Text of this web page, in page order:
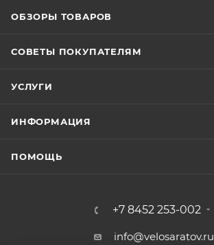
ОБЗОРЫ ТОВАРОВ
СОВЕТЫ ПОКУПАТЕЛЯМ
УСЛУГИ
ИНФОРМАЦИЯ
ПОМОЩЬ
+7 8452 253-002
info@velosaratov.ru